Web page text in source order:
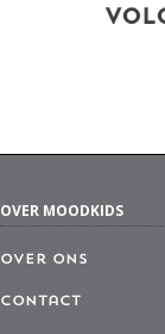
OVER MOODKIDS
Over ons
Contact